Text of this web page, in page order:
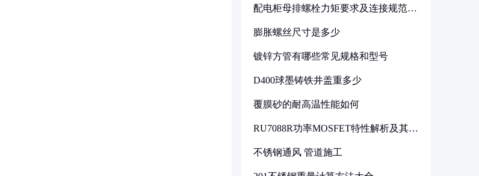
配电柜母排螺栓力矩要求及连接规范详
膨胀螺丝尺寸是多少
镀锌方管有哪些常见规格和型号
D400球墨铸铁井盖重多少
覆膜砂的耐高温性能如何
RU7088R功率MOSFET特性解析及其在
不锈钢通风 管道施工